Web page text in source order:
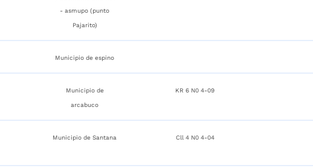
- asmupo (punto
Pajarito)
Municipio de espino
Municipio de
arcabuco
KR 6 N0 4-09
Municipio de Santana Cll 4 N0 4-04